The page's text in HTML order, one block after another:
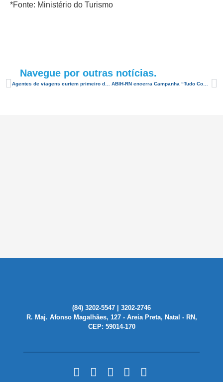
*Fonte: Ministério do Turismo
Navegue por outras notícias.
Agentes de viagens curtem primeiro dia de Famtour em Natal ABIH-RN encerra Campanha “Tudo Começa Azul” com sucesso de vendas e premiação de 01 carro 0km
(84) 3202-5547 | 3202-2746
R. Maj. Afonso Magalhães, 127 - Areia Preta, Natal - RN,
CEP: 59014-170